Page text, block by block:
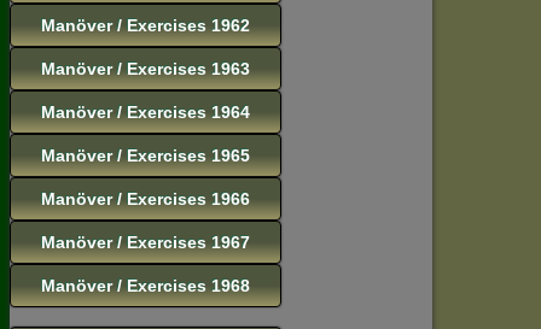
Manöver / Exercises 1962
Manöver / Exercises 1963
Manöver / Exercises 1964
Manöver / Exercises 1965
Manöver / Exercises 1966
Manöver / Exercises 1967
Manöver / Exercises 1968